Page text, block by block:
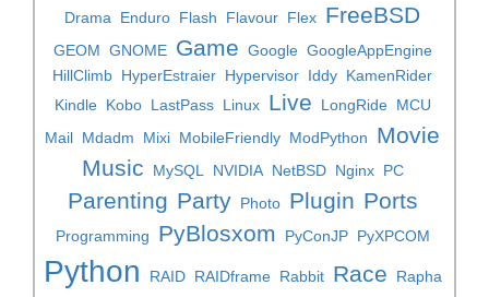
Drama Enduro Flash Flavour Flex FreeBSD
GEOM GNOME Game Google GoogleAppEngine
HillClimb HyperEstraier Hypervisor Iddy KamenRider
Kindle Kobo LastPass Linux Live LongRide MCU
Mail Mdadm Mixi MobileFriendly ModPython
Movie
Music
MySQL NVIDIA NetBSD Nginx PC
Parenting Party Photo Plugin Ports
Programming PyBlosxom PyConJP PyXPCOM
Python RAID RAIDframe Rabbit Race Rapha